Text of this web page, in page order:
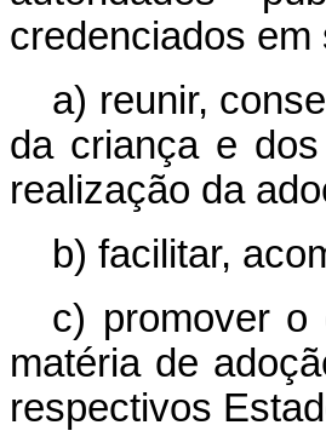
credenciados
a) reunir,
da criança e
realização da
b) facilitar,
c) promover o
matéria de
respectivos